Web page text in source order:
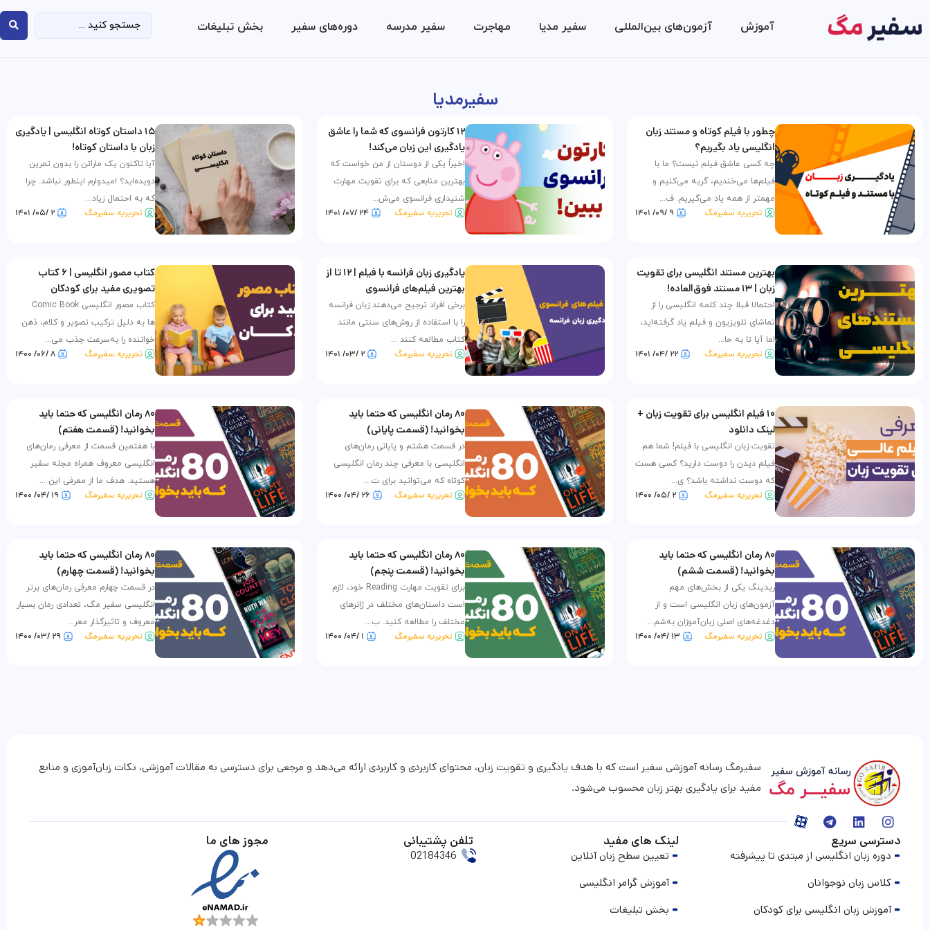
آموزش آزمون‌های بین‌المللی سفیر مدیا مهاجرت سفیر مدرسه دوره‌های سفیر بخش تبلیغات
سفیرمدیا
چطور با فیلم کوتاه و مستند زبان
انگلیسی یاد بگیریم؟
چه کسی عاشق فیلم نیست؟ ما با
فیلم‌ها می‌خندیم، گریه می‌کنیم و
مهمتر از همه یاد می‌گیریم. ف...
تحریریه سفیرمگ ۹ /۰۹/ ۱۴۰۱
۱۲ کارتون فرانسوی که شما را عاشق
یادگیری این زبان می‌کند!
اخیراً یکی از دوستان از من خواست که
بهترین منابعی که برای تقویت مهارت
شنیداری فرانسوی می‌ش...
تحریریه سفیرمگ ۲۴ /۰۷/ ۱۴۰۱
۱۵ داستان کوتاه انگلیسی | یادگیری
زبان با داستان کوتاه!
آیا تاکنون یک ماراتن را بدون تمرین
دویده‌اید؟ امیدوارم اینطور نباشد. چرا
که به احتمال زیاد...
تحریریه سفیرمگ ۲ /۰۵/ ۱۴۰۱
بهترین مستند انگلیسی برای تقویت
زبان | ۱۳ مستند فوق‌العاده!
احتمالا قبلا چند کلمه انگلیسی را از
تماشای تلویزیون و فیلم یاد گرفته‌اید،
اما آیا تا به حا...
تحریریه سفیرمگ ۲۲ /۰۴/ ۱۴۰۱
یادگیری زبان فرانسه با فیلم | ۱۲ تا از
بهترین فیلم‌های فرانسوی
برخی افراد ترجیح می‌دهند زبان فرانسه
را با استفاده از روش‌های سنتی مانند
کتاب مطالعه کنند ...
تحریریه سفیرمگ ۲ /۰۳/ ۱۴۰۱
کتاب مصور انگلیسی | ۶ کتاب
تصویری مفید برای کودکان
کتاب مصور انگلیسی Comic Book
ها به دلیل ترکیب تصویر و کلام، ذهن
خواننده را به‌سرعت جذب می‌...
تحریریه سفیرمگ ۸ /۰۶/ ۱۴۰۰
۱۰ فیلم انگلیسی برای تقویت زبان +
لینک دانلود
تقویت زبان انگلیسی با فیلم! شما هم
فیلم دیدن را دوست دارید؟ کسی هست
که دوست نداشته باشد؟ ی...
تحریریه سفیرمگ ۲ /۰۵/ ۱۴۰۰
۸۰ رمان انگلیسی که حتما باید
بخوانید! (قسمت پایانی)
در قسمت هشتم و پایانی رمان‌های
انگلیسی با معرفی چند رمان انگلیسی
کوتاه که می‌توانید برای ت...
تحریریه سفیرمگ ۲۶ /۰۴/ ۱۴۰۰
۸۰ رمان انگلیسی که حتما باید
بخوانید! (قسمت هفتم)
با هفتمین قسمت از معرفی رمان‌های
انگلیسی معروف همراه مجله سفیر
هستید. هدف ما از معرفی این ...
تحریریه سفیرمگ ۱۹ /۰۴/ ۱۴۰۰
۸۰ رمان انگلیسی که حتما باید
بخوانید! (قسمت ششم)
ریدینگ یکی از بخش‌های مهم
آزمون‌های زبان انگلیسی است و از
دغدغه‌های اصلی زبان‌آموزان به‌شم...
تحریریه سفیرمگ ۱۳ /۰۴/ ۱۴۰۰
۸۰ رمان انگلیسی که حتما باید
بخوانید! (قسمت پنجم)
برای تقویت مهارت Reading خود، لازم
است داستان‌های مختلف در ژانرهای
مختلف را مطالعه کنید. ب...
تحریریه سفیرمگ ۱ /۰۴/ ۱۴۰۰
۸۰ رمان انگلیسی که حتما باید
بخوانید! (قسمت چهارم)
در قسمت چهارم معرفی رمان‌های برتر
انگلیسی سفیر مگ، تعدادی رمان بسیار
معروف و تاثیرگذار معر...
تحریریه سفیرمگ ۲۹ /۰۳/ ۱۴۰۰
سفیرمگ رسانه آموزشی سفیر است که با هدف یادگیری و تقویت زبان، محتوای کاربردی و کاربردی ارائه می‌دهد و مرجعی برای دسترسی به مقالات آموزشی، نکات زبان‌آموزی و منابع
مفید برای یادگیری بهتر زبان محسوب می‌شود.
دسترسی سریع
دوره زبان انگلیسی از مبتدی تا پیشرفته
کلاس زبان نوجوانان
آموزش زبان انگلیسی برای کودکان
لینک های مفید
تعیین سطح زبان آنلاین
آموزش گرامر انگلیسی
بخش تبلیغات
تلفن پشتیبانی
02184346
مجوز های ما